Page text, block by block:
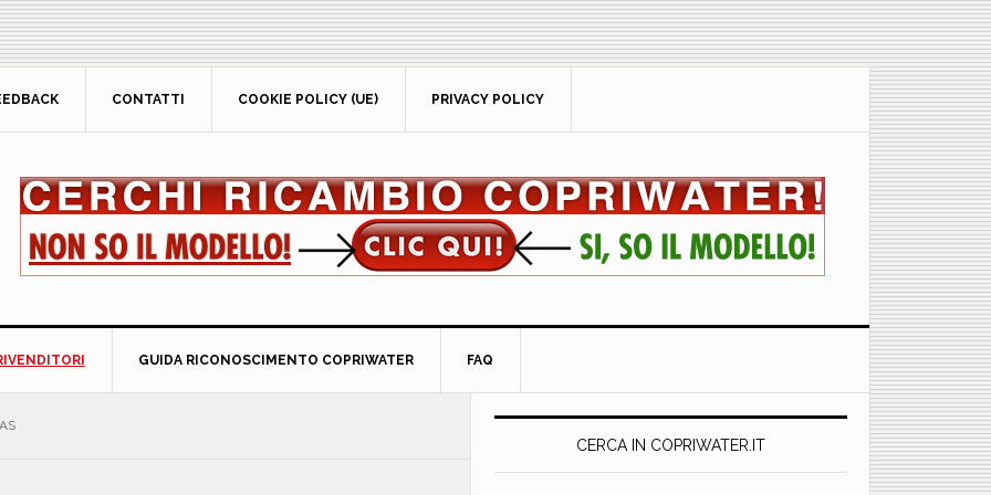
CONTATTI COOKIE POLICY (UE) PRIVACY POLICY
GUIDA RICONOSCIMENTO COPRIWATER FAQ
Primary
SidebarCERCA IN COPRIWATER.IT